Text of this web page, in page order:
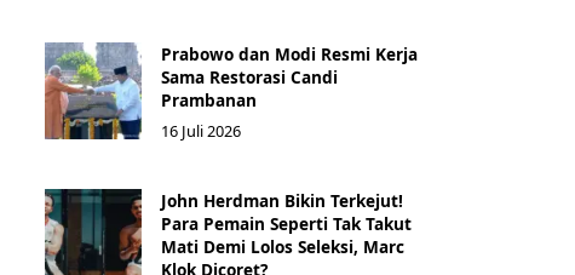
Prabowo dan Modi Resmi Kerja
Sama Restorasi Candi
Prambanan
16 Juli 2026
John Herdman Bikin Terkejut!
Para Pemain Seperti Tak Takut
Mati Demi Lolos Seleksi, Marc
Klok Dicoret?